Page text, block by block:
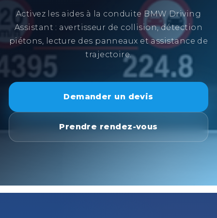
Activez les aides à la conduite BMW Driving
Assistant : avertisseur de collision, détection
piétons, lecture des panneaux et assistance de
trajectoire.
Demander un devis
Prendre rendez-vous